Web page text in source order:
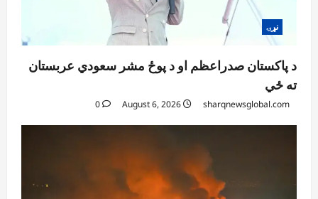
نړۍ
د پاکستان صدراعظم او د پوځ مشر سعودي عربستان
ته ځي
sharqnewsglobal.com
0